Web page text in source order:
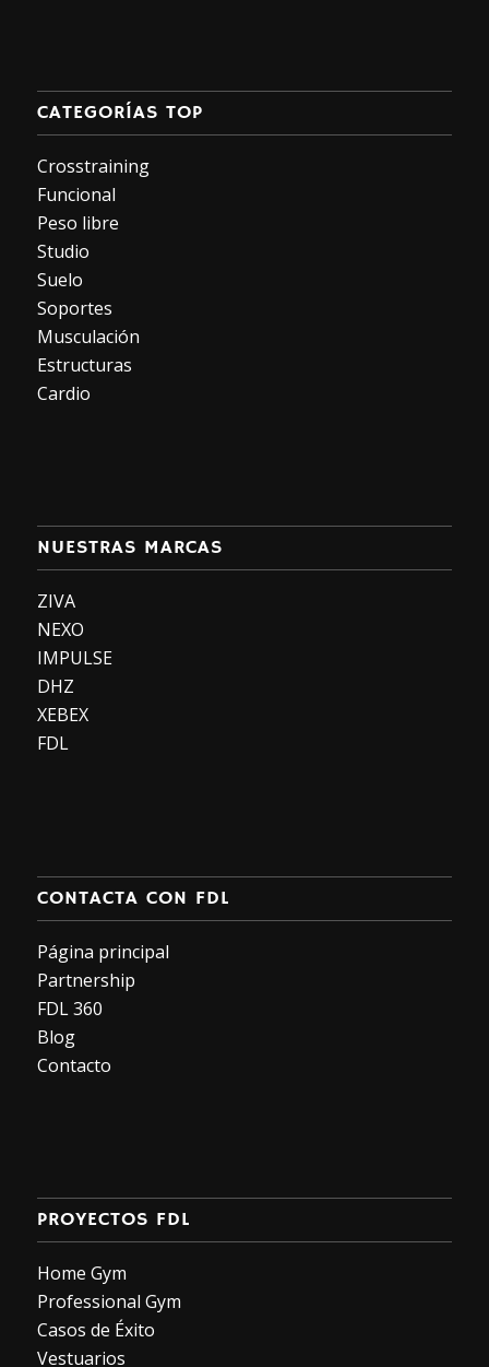
CATEGORÍAS TOP
Crosstraining
Funcional
Peso libre
Studio
Suelo
Soportes
Musculación
Estructuras
Cardio
NUESTRAS MARCAS
ZIVA
NEXO
IMPULSE
DHZ
XEBEX
FDL
CONTACTA CON FDL
Página principal
Partnership
FDL 360
Blog
Contacto
PROYECTOS FDL
Home Gym
Professional Gym
Casos de Éxito
Vestuarios